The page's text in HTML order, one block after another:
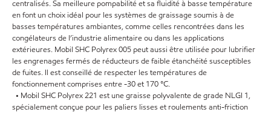
centralisés. Sa meilleure pompabilité et sa fluidité à basse température
en font un choix idéal pour les systèmes de graissage soumis à de
basses températures ambiantes, comme celles rencontrées dans les
congélateurs de l’industrie alimentaire ou dans les applications
extérieures. Mobil SHC Polyrex 005 peut aussi être utilisée pour lubrifier
les engrenages fermés de réducteurs de faible étanchéité susceptibles
de fuites. Il est conseillé de respecter les températures de
fonctionnement comprises entre -30 et 170 °C.
• Mobil SHC Polyrex 221 est une graisse polyvalente de grade NLGI 1,
spécialement conçue pour les paliers lisses et roulements anti-friction